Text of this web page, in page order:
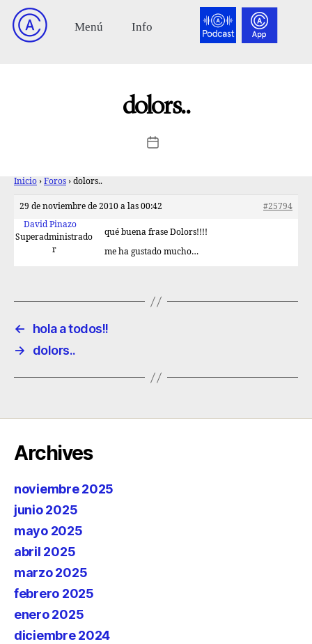
dolors..
Inicio › Foros › dolors..
29 de noviembre de 2010 a las 00:42
#25794
David Pinazo
Superadministrado
r
qué buena frase Dolors!!!!
me ha gustado mucho…
←
hola a todos!!
→
dolors..
Archives
noviembre 2025
junio 2025
mayo 2025
abril 2025
marzo 2025
febrero 2025
enero 2025
diciembre 2024